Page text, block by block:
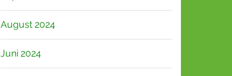
August 2024
Juni 2024